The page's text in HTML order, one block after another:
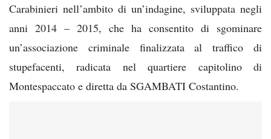
Carabinieri nell’ambito di un’indagine, sviluppata negli
anni 2014 – 2015, che ha consentito di sgominare
un’associazione criminale finalizzata al traffico di
stupefacenti, radicata nel quartiere capitolino di
Montespaccato e diretta da SGAMBATI Costantino.